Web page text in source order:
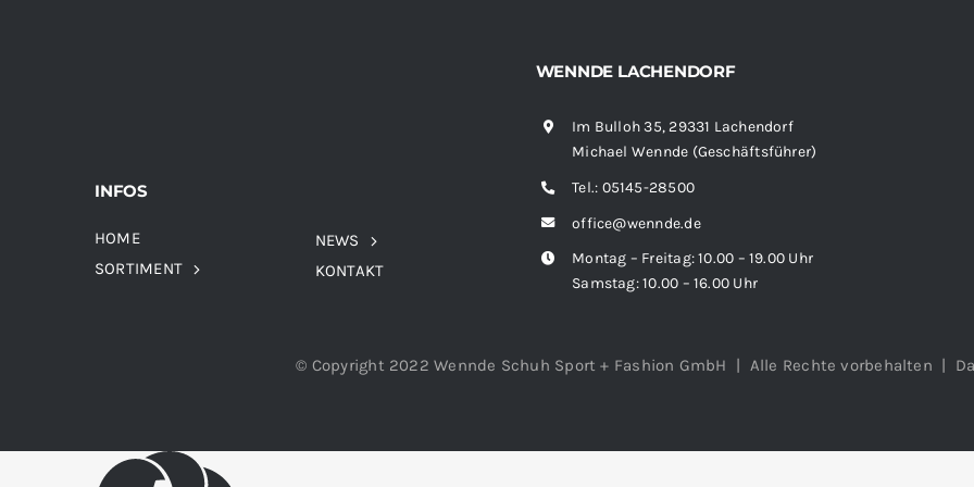
WENNDE LACHENDORF
Im Bulloh 35, 29331 Lachendorf
Michael Wennde (Geschäftsführer)
Tel.: 05145-28500
office@wennde.de
Montag – Freitag: 10.00 – 19.00 Uhr
Samstag: 10.00 – 16.00 Uhr
INFOS
HOME
SORTIMENT
NEWS
KONTAKT
© Copyright 2022 Wennde Schuh Sport + Fashion GmbH | Alle Rechte vorbehalten |